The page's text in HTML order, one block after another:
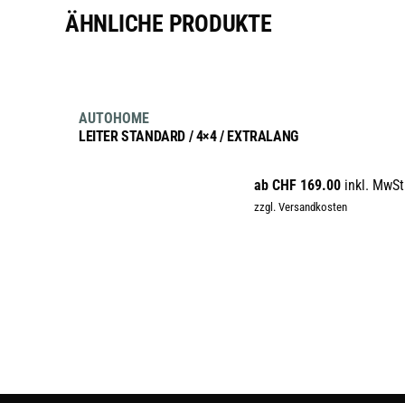
ÄHNLICHE PRODUKTE
weist
Varianten
auf.
werden
LEITER STANDARD / 4×4 / EXTRALANG
ab CHF169.00 inkl.
zzgl. Versandkosten
AUTOHOME